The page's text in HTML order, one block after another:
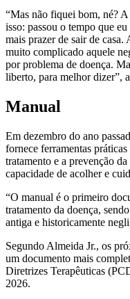
“Mas não fiquei bom, né?
isso: passou o tempo que
mais prazer de sair de
muito complicado aquele
por problema de doença.
liberto, para melhor dizer”,
Manual
Em dezembro do ano
fornece ferramentas
tratamento e a prevenção
capacidade de acolher e
“O manual é o primeiro
tratamento da doença,
antiga e historicamente
Segundo Almeida Jr., os
um documento mais
Diretrizes Terapêuticas
2026.